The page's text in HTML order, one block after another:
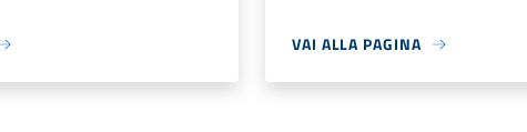
VAI ALLA PAGINA